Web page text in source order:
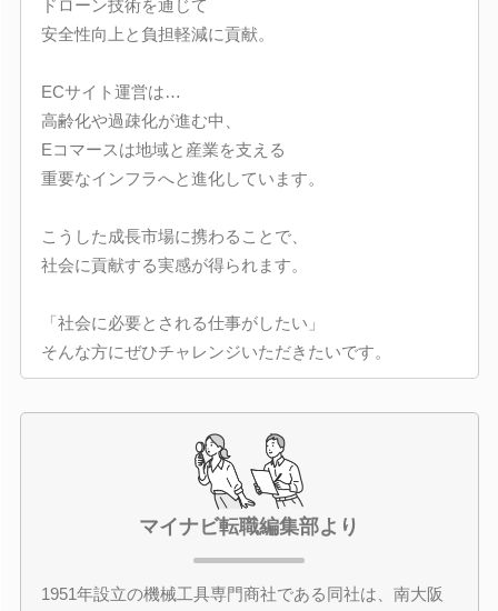
ドローン技術を通じて
安全性向上と負担軽減に貢献。
ECサイト運営は…
高齢化や過疎化が進む中、
Eコマースは地域と産業を支える
重要なインフラへと進化しています。
こうした成長市場に携わることで、
社会に貢献する実感が得られます。
「社会に必要とされる仕事がしたい」
そんな方にぜひチャレンジいただきたいです。
マイナビ転職編集部より
1951年設立の機械工具専門商社である同社は、南大阪